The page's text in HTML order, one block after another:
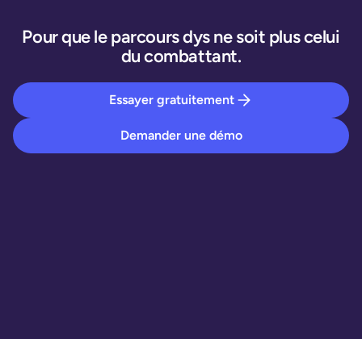
Pour que le parcours dys ne soit plus celui
du combattant.
Essayer gratuitement
Demander une démo